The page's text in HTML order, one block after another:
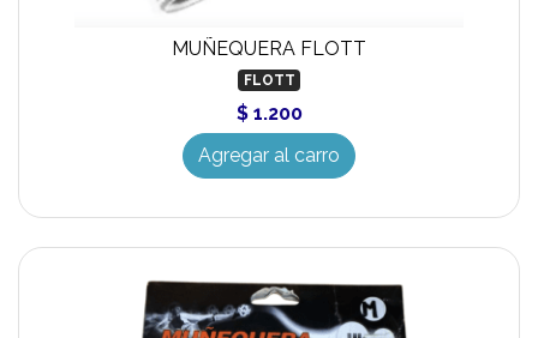
MUÑEQUERA FLOTT
FLOTT
$ 1.200
Agregar al carro